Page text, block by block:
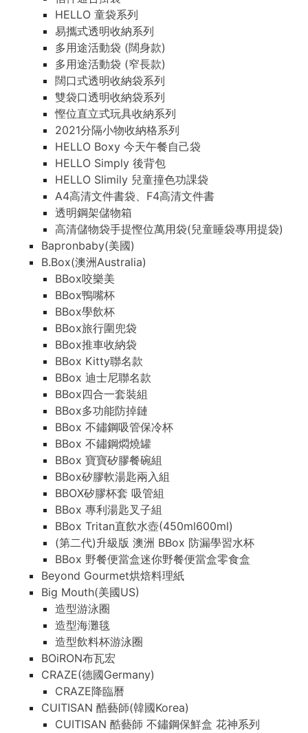
HELLO 童袋系列
易攜式透明收納系列
多用途活動袋 (闊身款)
多用途活動袋 (窄長款)
闊口式透明收納袋系列
雙袋口透明收納袋系列
慳位直立式玩具收納系列
2021分隔小物收納格系列
HELLO Boxy 今天午餐自己袋
HELLO Simply 後背包
HELLO Slimily 兒童撞色功課袋
A4高清文件書袋、F4高清文件書
透明鋼架儲物箱
高清儲物袋手提慳位萬用袋(兒童睡袋專用提袋)
Bapronbaby(美國)
B.Box(澳洲Australia)
BBox咬樂美
BBox鴨嘴杯
BBox學飲杯
BBox旅行圍兜袋
BBox推車收納袋
BBox Kitty聯名款
BBox 迪士尼聯名款
BBox四合一套裝組
BBox多功能防掉鏈
BBox 不鏽鋼吸管保冷杯
BBox 不鏽鋼燜燒罐
BBox 寶寶矽膠餐碗組
BBox矽膠軟湯匙兩入組
BBOX矽膠杯套 吸管組
BBox 專利湯匙叉子組
BBox Tritan直飲水壺(450ml600ml)
(第二代)升級版 澳洲 BBox 防漏學習水杯
BBox 野餐便當盒迷你野餐便當盒零食盒
Beyond Gourmet烘焙料理紙
Big Mouth(美國US)
造型游泳圈
造型海灘毯
造型飲料杯游泳圈
BOiRON布瓦宏
CRAZE(德國Germany)
CRAZE降臨曆
CUITISAN 酷藝師(韓國Korea)
CUITISAN 酷藝師 不鏽鋼保鮮盒 花神系列